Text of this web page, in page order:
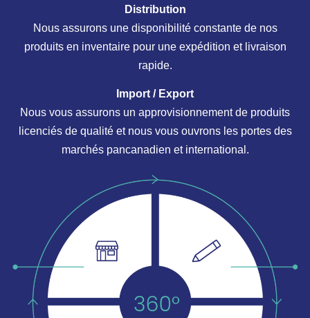
Distribution
Nous assurons une disponibilité constante de nos
produits en inventaire pour une expédition et livraison
rapide.
Import / Export
Nous vous assurons un approvisionnement de produits
licenciés de qualité et nous vous ouvrons les portes des
marchés pancanadien et international.